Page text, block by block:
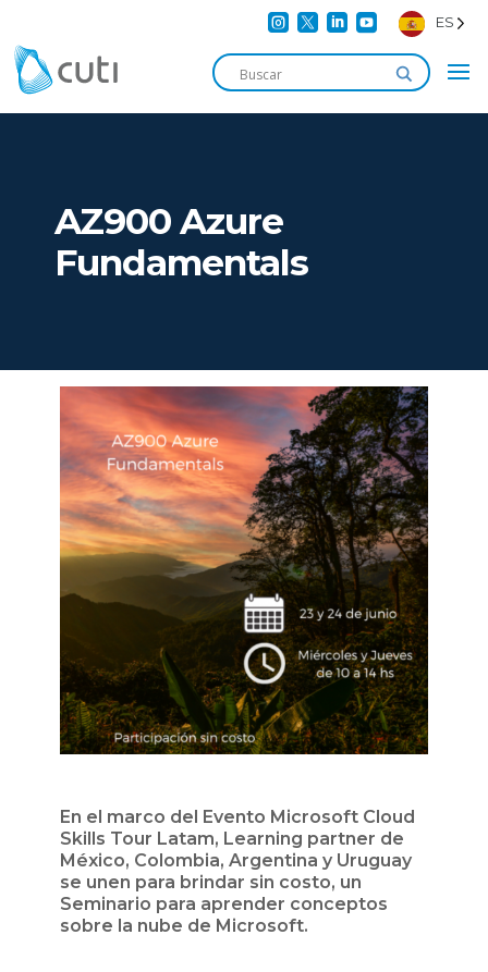
    ES
AZ900 Azure
Fundamentals
En el marco del Evento Microsoft Cloud
Skills Tour Latam, Learning partner de
México, Colombia, Argentina y Uruguay
se unen para brindar sin costo, un
Seminario para aprender conceptos
sobre la nube de Microsoft.